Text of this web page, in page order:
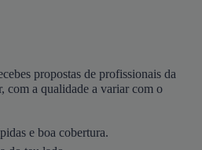
propostas de profissionais da
com a qualidade a variar com o
e boa cobertura.